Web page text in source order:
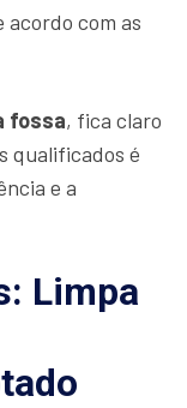
com as
fossa, fica claro
qualificados é
e a
Limpa